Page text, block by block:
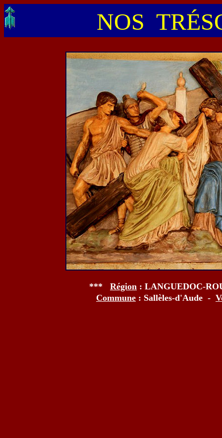
NOS
*** Région : LANGUEDOC-
Commune : Sallèles-d'Aude -